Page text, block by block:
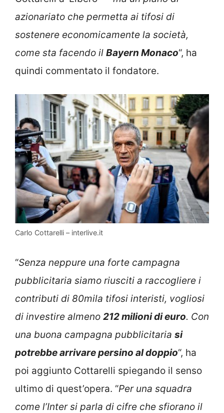
azionariato che permetta ai tifosi di
sostenere economicamente la società,
come sta facendo il Bayern Monaco“, ha
quindi commentato il fondatore.
Carlo Cottarelli – interlive.it
“Senza neppure una forte campagna
pubblicitaria siamo riusciti a raccogliere i
contributi di 80mila tifosi interisti, vogliosi
di investire almeno 212 milioni di euro. Con
una buona campagna pubblicitaria si
potrebbe arrivare persino al doppio“, ha
poi aggiunto Cottarelli spiegando il senso
ultimo di quest’opera. “Per una squadra
come l’Inter si parla di cifre che sfiorano il